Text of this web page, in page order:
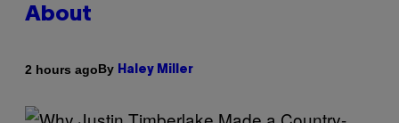
About
2 hours agoBy Haley Miller